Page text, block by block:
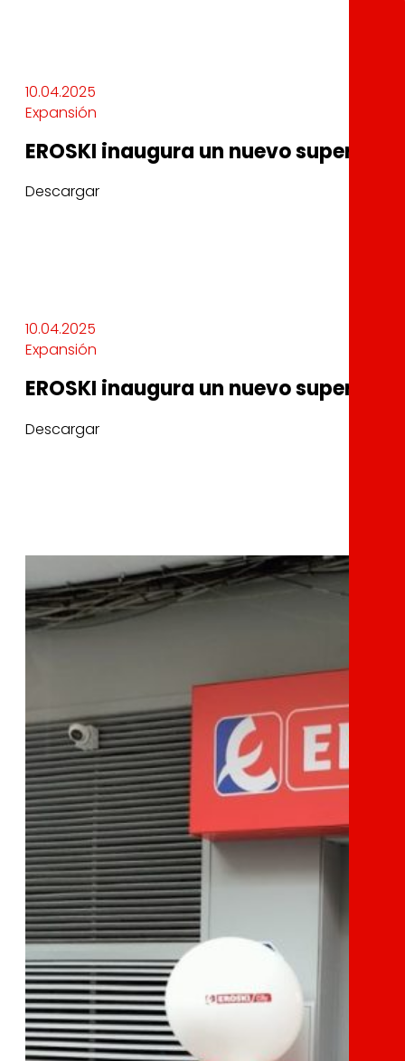
10.04.2025
Expansión
EROSKI inaugura un nuevo
Descargar
10.04.2025
Expansión
EROSKI inaugura un nuevo
Descargar